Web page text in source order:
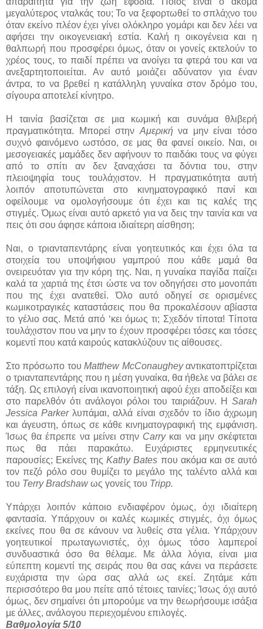
μεγαλύτερος νταλκάς του; Το να ξεφορτωθεί το σπλάχνο του
όταν εκείνο πλέον έχει γίνει ολόκληρο γομάρι και δεν λέει να
αφήσει την οικογενειακή εστία. Καλή η οικογένεια και η
θαλπωρή που προσφέρει όμως, όταν οι γονείς εκτελούν το
χρέος τους, το παιδί πρέπει να ανοίγει τα φτερά του και να
ανεξαρτητοποιείται. Αν αυτό μοιάζει αδύνατον για έναν
άντρα, το να βρεθεί η κατάλληλη γυναίκα στον δρόμο του,
σίγουρα αποτελεί κίνητρο.
Η ταινία βασίζεται σε μια κωμική και συνάμα θλιβερή
πραγματικότητα. Μπορεί στην Αμερική να μην είναι τόσο
συχνό φαινόμενο ωστόσο, σε μας θα φανεί οικείο. Ναι, οι
μεσογειακές μαμάδες δεν αφήνουν το παιδάκι τους να φύγει
από το σπίτι αν δεν ξαναχάσει τα δόντια του, στην
πλειοψηφία τους τουλάχιστον. Η πραγματικότητα αυτή
λοιπόν αποτυπώνεται στο κινηματογραφικό πανί και
οφείλουμε να ομολογήσουμε ότι έχει και τις καλές της
στιγμές. Όμως είναι αυτό αρκετό για να δεις την ταινία και να
πεις ότι σου άφησε κάποια ιδιαίτερη αίσθηση;
Ναι, ο τριανταπεντάρης είναι γοητευτικός και έχει όλα τα
στοιχεία του υποψήφιου γαμπρού που κάθε μαμά θα
ονειρευόταν για την κόρη της. Ναι, η γυναίκα παγίδα παίζει
καλά τα χαρτιά της έτσι ώστε να τον οδηγήσει στο μονοπάτι
που της έχει ανατεθεί. Όλο αυτό οδηγεί σε ορισμένες
κωμικοτραγικές καταστάσεις που θα προκαλέσουν αβίαστα
το γέλιο σας. Μετά από ‘κει όμως τι; Σχεδόν τίποτα! Τίποτα
τουλάχιστον που να μην το έχουν προσφέρει τόσες και τόσες
κομεντί που κατά καιρούς κατακλύζουν τις αίθουσες.
Στο πρόσωπο τουMatthew McConaugheyαντικατοπτρίζεται
ο τριανταπεντάρης που η μέση γυναίκα, θα ήθελε να βάλει σε
τάξη. Ως επιλογή είναι ικανοποιητική αφού έχει αποδείξει και
στο παρελθόν ότι ανάλογοι ρόλοι του ταιριάζουν. Η Sarah
Jessica Parkerλυπάμαι, αλλά είναι σχεδόν το ίδιο άχρωμη
και άγευστη, όπως σε κάθε κινηματογραφική της εμφάνιση.
Ίσως θα έπρεπε να μείνει στην Carryκαι να μην σκέφτεται
πως θα πάει παρακάτω. Ευχάριστες ερμηνευτικές
παρουσίες; Εκείνες της Kathy Bates που ακόμα και σε αυτό
τον πεζό ρόλο σου θυμίζει το μεγάλο της ταλέντο αλλά και
του Terry Bradshawως γονείς του Tripp.
Υπάρχει λοιπόν κάποιο ενδιαφέρον όμως, όχι ιδιαίτερη
φαντασία. Υπάρχουν οι καλές κωμικές στιγμές, όχι όμως
εκείνες που θα σε κάνουν να λυθείς στα γέλια. Υπάρχουν
γοητευτικοί πρωταγωνιστές, όχι όμως τόσο λαμπεροί
συνδυαστικά όσο θα θέλαμε. Με άλλα λόγια, είναι μια
εύπεπτη κομεντί της σειράς που θα σας κάνει να περάσετε
ευχάριστα την ώρα σας αλλά ως εκεί. Ζητάμε κάτι
περισσότερο θα μου πείτε από τέτοιες ταινίες; Ίσως όχι αυτό
όμως, δεν σημαίνει ότι μπορούμε να την θεωρήσουμε ισάξια
με άλλες, ανάλογου περιεχομένου επιλογές.
Βαθμολογία 5/10